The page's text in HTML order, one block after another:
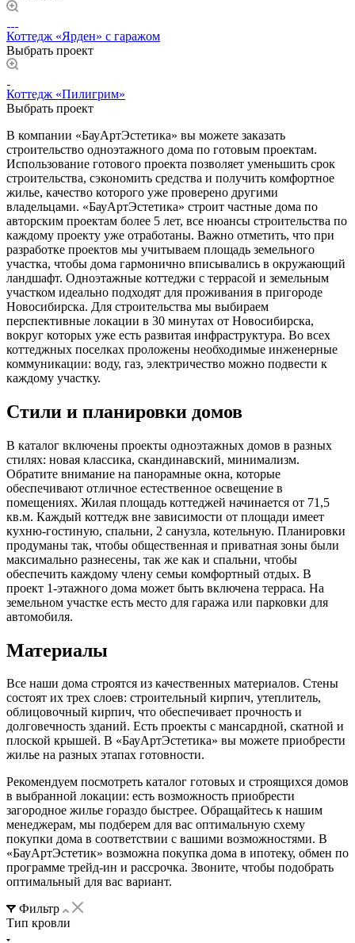
Коттедж «Ярден» с гаражом
Выбрать проект
Коттедж «Пилигрим»
Выбрать проект
В компании «БауАртЭстетика» вы можете заказать
строительство одноэтажного дома по готовым проектам.
Использование готового проекта позволяет уменьшить срок
строительства, сэкономить средства и получить комфортное
жилье, качество которого уже проверено другими
владельцами. «БауАртЭстетика» строит частные дома по
авторским проектам более 5 лет, все нюансы строительства по
каждому проекту уже отработаны. Важно отметить, что при
разработке проектов мы учитываем площадь земельного
участка, чтобы дома гармонично вписывались в окружающий
ландшафт. Одноэтажные коттеджи с террасой и земельным
участком идеально подходят для проживания в пригороде
Новосибирска. Для строительства мы выбираем
перспективные локации в 30 минутах от Новосибирска,
вокруг которых уже есть развитая инфраструктура. Во всех
коттеджных поселках проложены необходимые инженерные
коммуникации: воду, газ, электричество можно подвести к
каждому участку.
Стили и планировки домов
В каталог включены проекты одноэтажных домов в разных
стилях: новая классика, скандинавский, минимализм.
Обратите внимание на панорамные окна, которые
обеспечивают отличное естественное освещение в
помещениях. Жилая площадь коттеджей начинается от 71,5
кв.м. Каждый коттедж вне зависимости от площади имеет
кухню-гостиную, спальни, 2 санузла, котельную. Планировки
продуманы так, чтобы общественная и приватная зоны были
максимально разнесены, так же как и спальни, чтобы
обеспечить каждому члену семьи комфортный отдых. В
проект 1-этажного дома может быть включена терраса. На
земельном участке есть место для гаража или парковки для
автомобиля.
Материалы
Все наши дома строятся из качественных материалов. Стены
состоят их трех слоев: строительный кирпич, утеплитель,
облицовочный кирпич, что обеспечивает прочность и
долговечность зданий. Есть проекты с мансардной, скатной и
плоской крышей. В «БауАртЭстетика» вы можете приобрести
жилье на разных этапах готовности.
Рекомендуем посмотреть каталог готовых и строящихся домов
в выбранной локации: есть возможность приобрести
загородное жилье гораздо быстрее. Обращайтесь к нашим
менеджерам, мы подберем для вас оптимальную схему
покупки дома в соответствии с вашими возможностями. В
«БауАртЭстетик» возможна покупка дома в ипотеку, обмен по
программе трейд-ин и рассрочка. Звоните, чтобы подобрать
оптимальный для вас вариант.
Фильтр
Тип кровли